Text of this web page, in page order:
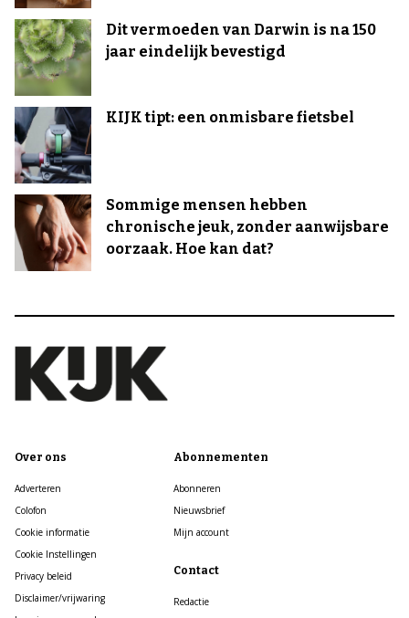
Dit vermoeden van Darwin is na 150
jaar eindelijk bevestigd
KIJK tipt: een onmisbare fietsbel
Sommige mensen hebben
chronische jeuk, zonder aanwijsbare
oorzaak. Hoe kan dat?
Over ons
Adverteren
Colofon
Cookie informatie
Cookie Instellingen
Privacy beleid
Disclaimer/vrijwaring
Abonnementen
Abonneren
Nieuwsbrief
Mijn account
Contact
Redactie